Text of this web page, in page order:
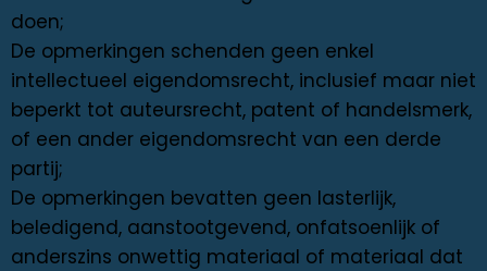
doen;
De opmerkingen schenden geen enkel
intellectueel eigendomsrecht, inclusief maar niet
beperkt tot auteursrecht, patent of handelsmerk,
of een ander eigendomsrecht van een derde
partij;
De opmerkingen bevatten geen lasterlijk,
beledigend, aanstootgevend, onfatsoenlijk of
anderszins onwettig materiaal of materiaal dat